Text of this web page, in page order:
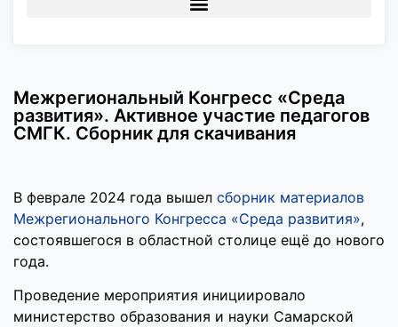
Межрегиональный Конгресс «Среда
развития». Активное участие педагогов
СМГК. Сборник для скачивания
В феврале 2024 года вышел сборник материалов
Межрегионального Конгресса «Среда развития»,
состоявшегося в областной столице ещё до нового
года.
Проведение мероприятия инициировало
министерство образования и науки Самарской